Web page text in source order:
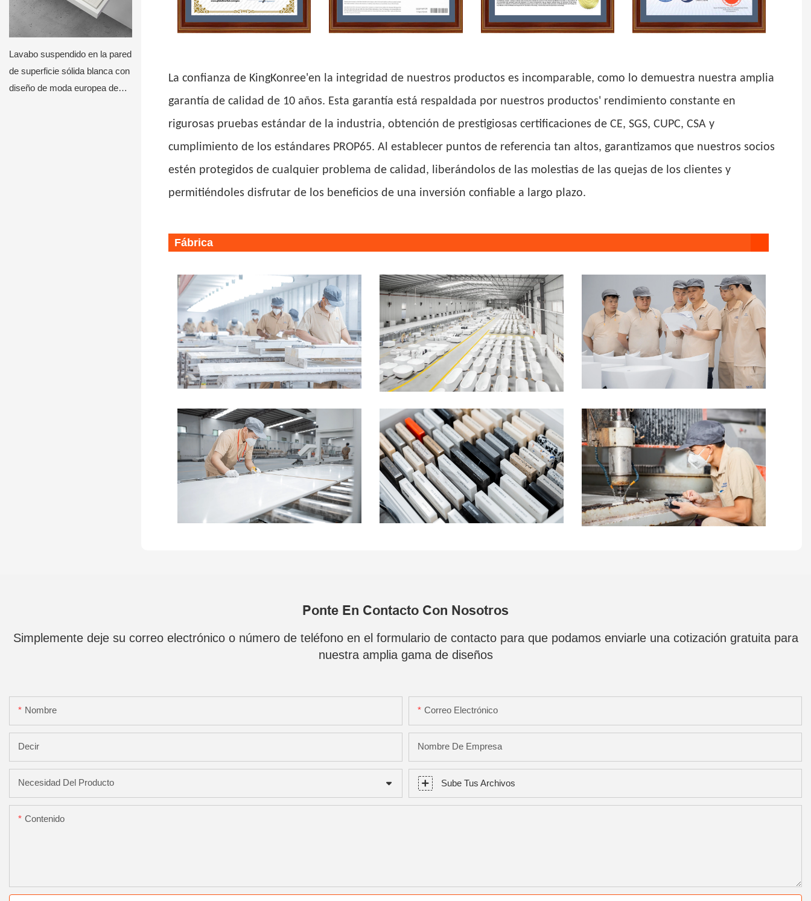
Lavabo suspendido en la pared
de superficie sólida blanca con
diseño de moda europea de
La confianza de KingKonree'en la integridad de nuestros productos es incomparable, como lo demuestra nuestra amplia
garantía de calidad de 10 años. Esta garantía está respaldada por nuestros productos' rendimiento constante en
rigurosas pruebas estándar de la industria, obtención de prestigiosas certificaciones de CE, SGS, CUPC, CSA y
cumplimiento de los estándares PROP65. Al establecer puntos de referencia tan altos, garantizamos que nuestros socios
estén protegidos de cualquier problema de calidad, liberándolos de las molestias de las quejas de los clientes y
permitiéndoles disfrutar de los beneficios de una inversión confiable a largo plazo.
Fábrica
Ponte En Contacto Con Nosotros
Simplemente deje su correo electrónico o número de teléfono en el formulario de contacto para que podamos enviarle una cotización gratuita para
nuestra amplia gama de diseños
Nombre Correo Electrónico
Decir Nombre De Empresa
Necesidad Del Producto Sube Tus Archivos
Contenido